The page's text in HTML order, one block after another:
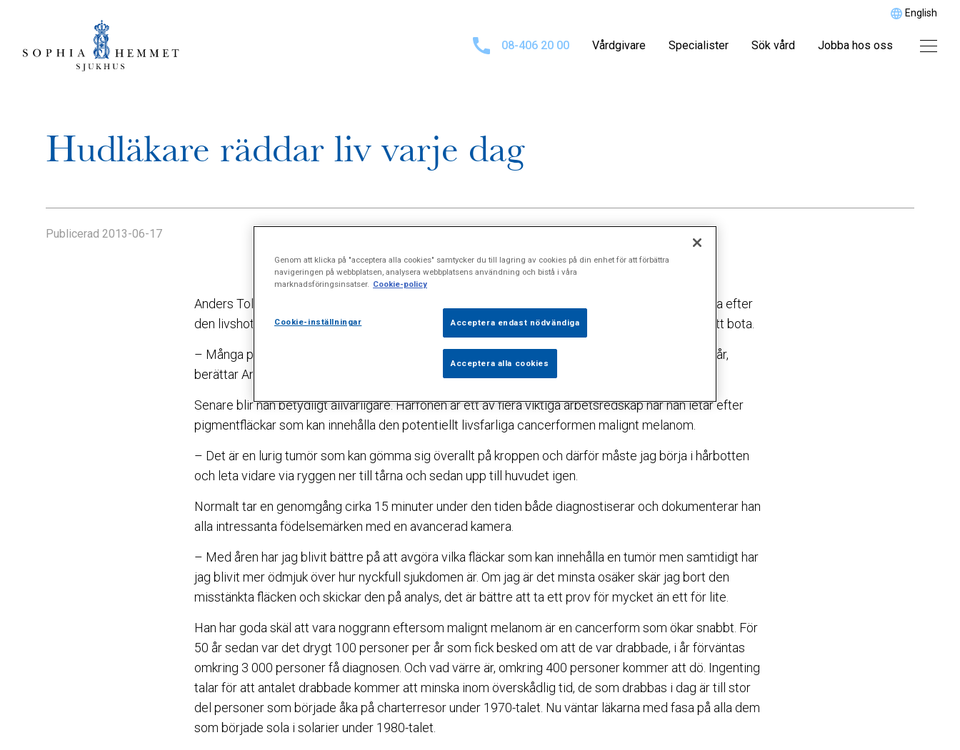
English
08-406 20 00 Vårdgivare Specialister Sök vård Jobba hos oss
Hudläkare räddar liv varje dag
Publicerad 2013-06-17
Anders Tollesson vid Sophiahemmets Hudklinik ägnar en allt större del av sin arbetstid åt att leta efter
den livshotande cancertumören malignt melanom. Hittar han tumören i tid är sjukdomen enkel att bota.
– Många patienter blir förvånade när jag plockar fram hårfönen och börjar blåsa igenom deras hår,
berättar Anders Tollesson på Sophiahemmets hudklinik med ett stort leende.
Senare blir han betydligt allvarligare. Hårfönen är ett av flera viktiga arbetsredskap när han letar efter
pigmentfläckar som kan innehålla den potentiellt livsfarliga cancerformen malignt melanom.
– Det är en lurig tumör som kan gömma sig överallt på kroppen och därför måste jag börja i hårbotten
och leta vidare via ryggen ner till tårna och sedan upp till huvudet igen.
Normalt tar en genomgång cirka 15 minuter under den tiden både diagnostiserar och dokumenterar han
alla intressanta födelsemärken med en avancerad kamera.
– Med åren har jag blivit bättre på att avgöra vilka fläckar som kan innehålla en tumör men samtidigt har
jag blivit mer ödmjuk över hur nyckfull sjukdomen är. Om jag är det minsta osäker skär jag bort den
misstänkta fläcken och skickar den på analys, det är bättre att ta ett prov för mycket än ett för lite.
Han har goda skäl att vara noggrann eftersom malignt melanom är en cancerform som ökar snabbt. För
50 år sedan var det drygt 100 personer per år som fick besked om att de var drabbade, i år förväntas
omkring 3 000 personer få diagnosen. Och vad värre är, omkring 400 personer kommer att dö. Ingenting
talar för att antalet drabbade kommer att minska inom överskådlig tid, de som drabbas i dag är till stor
del personer som började åka på charterresor under 1970-talet. Nu väntar läkarna med fasa på alla dem
som började sola i solarier under 1980-talet.
Genom att klicka på "acceptera alla cookies" samtycker du till lagring av cookies på din enhet för att förbättra
navigeringen på webbplatsen, analysera webbplatsens användning och bistå i våra
marknadsföringsinsatser. Cookie-policy
Cookie-inställningar Acceptera endast nödvändiga
Acceptera alla cookies